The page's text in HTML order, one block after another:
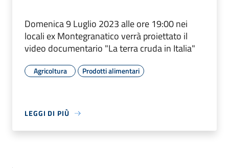
Domenica 9 Luglio 2023 alle ore 19:00 nei
locali ex Montegranatico verrà proiettato il
video documentario "La terra cruda in Italia"
Agricoltura Prodotti alimentari
LEGGI DI PIÙ